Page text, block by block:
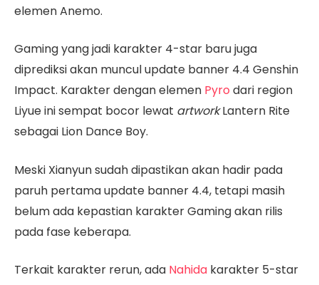
elemen Anemo.
Gaming yang jadi karakter 4-star baru juga
diprediksi akan muncul update banner 4.4 Genshin
Impact. Karakter dengan elemen Pyro dari region
Liyue ini sempat bocor lewat artworkLantern Rite
sebagai Lion Dance Boy.
Meski Xianyun sudah dipastikan akan hadir pada
paruh pertama update banner 4.4, tetapi masih
belum ada kepastian karakter Gaming akan rilis
pada fase keberapa.
Terkait karakter rerun, ada Nahida karakter 5-star